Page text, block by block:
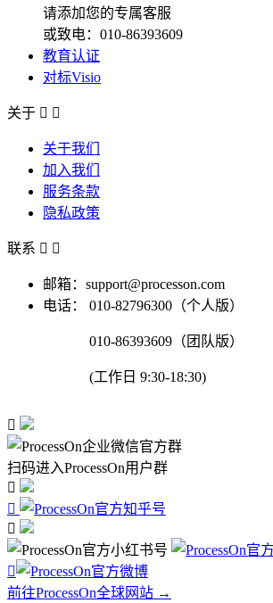
请添加您的专属客服
或致电：010-86393609
教育认证
对标Visio
关于  
关于我们
加入我们
服务条款
隐私政策
联系  
邮箱：support@processon.com
电话：
010-82796300（个人版）
010-86393609（团队版）
(工作日 9:30-18:30)

扫码进入ProcessOn用户群




前往ProcessOn全球网站 →